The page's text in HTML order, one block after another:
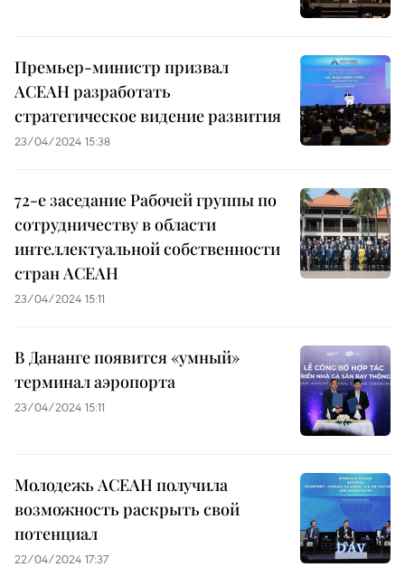
Премьер-министр призвал
АСЕАН разработать
стратегическое видение развития
23/04/2024 15:38
72-е заседание Рабочей группы по
сотрудничеству в области
интеллектуальной собственности
стран АСЕАН
23/04/2024 15:11
В Дананге появится «умный»
терминал аэропорта
23/04/2024 15:11
Молодежь АСЕАН получила
возможность раскрыть свой
потенциал
22/04/2024 17:37